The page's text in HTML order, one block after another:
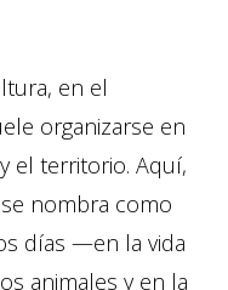
en el
organizarse en
el territorio. Aquí,
nombra como
días —en la vida
animales y en la